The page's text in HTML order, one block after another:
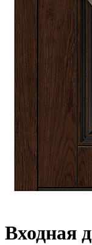
Входная